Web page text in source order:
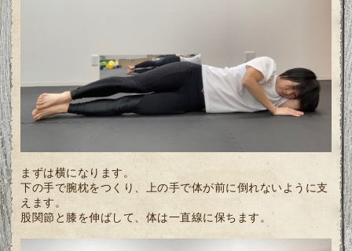
まずは横になります。
下の手で腕枕をつくり、上の手で体が前に倒れないように支
えます。
股関節と膝を伸ばして、体は一直線に保ちます。